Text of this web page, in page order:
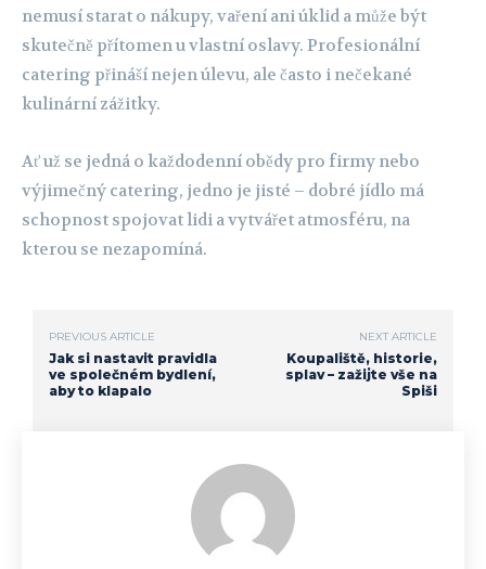
nemusí starat o nákupy, vaření ani úklid a může být
skutečně přítomen u vlastní oslavy. Profesionální
catering přináší nejen úlevu, ale často i nečekané
kulinární zážitky.
Ať už se jedná o každodenní obědy pro firmy nebo
výjimečný catering, jedno je jisté – dobré jídlo má
schopnost spojovat lidi a vytvářet atmosféru, na
kterou se nezapomíná.
PREVIOUS ARTICLE
Jak si nastavit pravidla
ve společném bydlení,
aby to klapalo
NEXT ARTICLE
Koupaliště, historie,
splav – zažijte vše na
Spiši